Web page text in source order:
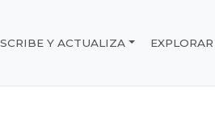
de
Y ACTUALIZA